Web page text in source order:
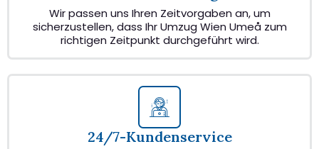
Wir passen uns Ihren Zeitvorgaben an, um
sicherzustellen, dass Ihr Umzug Wien Umeå zum
richtigen Zeitpunkt durchgeführt wird.
24/7-Kundenservice